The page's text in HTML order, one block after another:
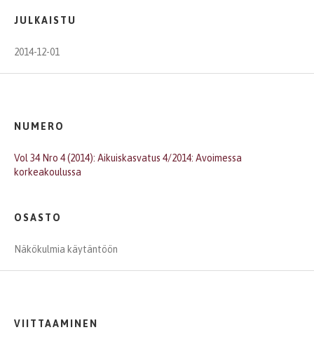
JULKAISTU
2014-12-01
NUMERO
Vol 34 Nro 4 (2014): Aikuiskasvatus 4/2014: Avoimessa
korkeakoulussa
OSASTO
Näkökulmia käytäntöön
VIITTAAMINEN